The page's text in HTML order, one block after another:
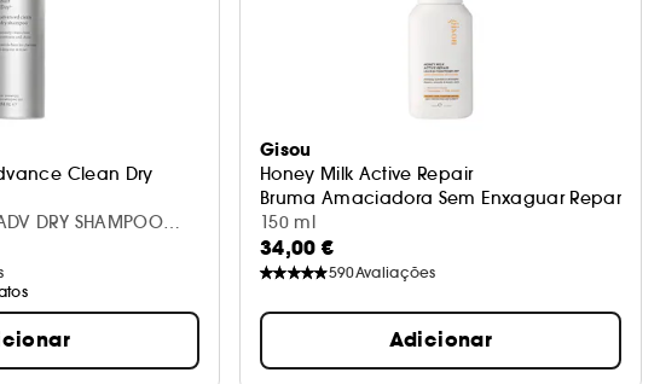
Clean Dry
DRY SHAMPOO
Gisou
Honey Milk Active Repair
Bruma Amaciadora Sem Enxaguar Reparação
150 ml
34,00 €
590Avaliações
Adicionar